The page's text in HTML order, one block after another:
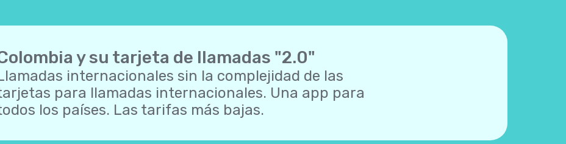
y su tarjeta de llamadas "2.0"
internacionales sin la complejidad de las
para llamadas internacionales. Una app para
los países. Las tarifas más bajas.